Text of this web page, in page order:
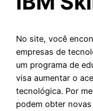
No site, você
empresas de
um programa de
visa aumentar o
tecnológica. Por
podem obter